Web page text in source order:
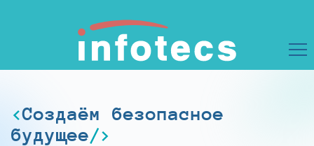
Создаём безопасное
будущее